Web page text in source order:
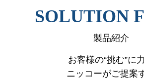
SOLUTION
製品紹介
お客様の“挑む”に
ニッコーがご提案